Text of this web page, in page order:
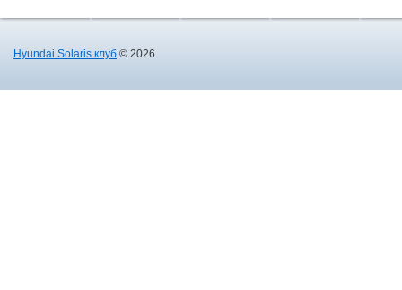
Hyundai Solaris клуб © 2026